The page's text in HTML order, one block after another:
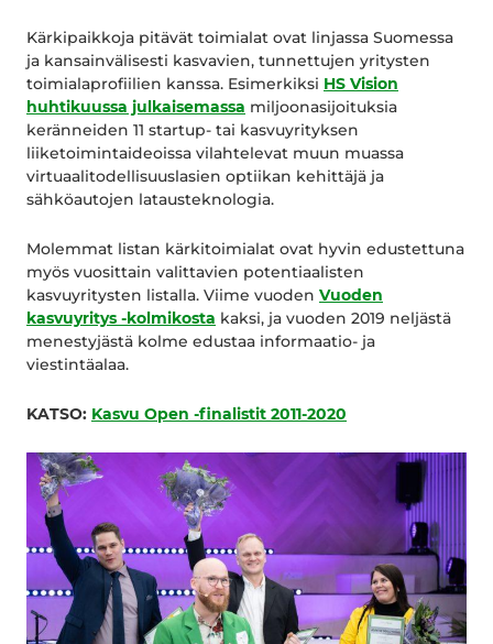
Kärkipaikkoja pitävät toimialat ovat linjassa Suomessa
ja kansainvälisesti kasvavien, tunnettujen yritysten
toimialaprofiilien kanssa. Esimerkiksi HS Vision
huhtikuussa julkaisemassa miljoonasijoituksia
keränneiden 11 startup- tai kasvuyrityksen
liiketoimintaideoissa vilahtelevat muun muassa
virtuaalitodellisuuslasien optiikan kehittäjä ja
sähköautojen latausteknologia.
Molemmat listan kärkitoimialat ovat hyvin edustettuna
myös vuosittain valittavien potentiaalisten
kasvuyritysten listalla. Viime vuoden Vuoden
kasvuyritys -kolmikosta kaksi, ja vuoden 2019 neljästä
menestyjästä kolme edustaa informaatio- ja
viestintäalaa.
KATSO: Kasvu Open -finalistit 2011-2020